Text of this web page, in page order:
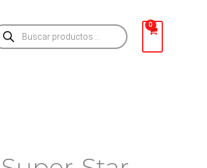
€.
es:
105,00 €.